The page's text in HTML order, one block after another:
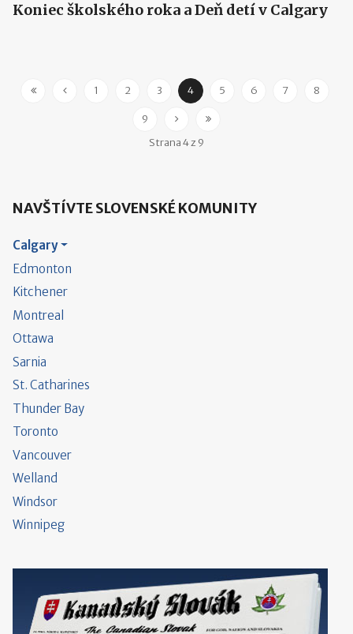
Koniec školského roka a Deň detí v Calgary
1 2 3 4 5 6 7 8
9
Strana 4 z 9
NAVŠTÍVTE SLOVENSKÉ KOMUNITY
Calgary
Edmonton
Kitchener
Montreal
Ottawa
Sarnia
St. Catharines
Thunder Bay
Toronto
Vancouver
Welland
Windsor
Winnipeg